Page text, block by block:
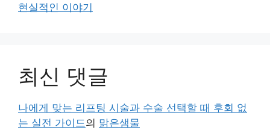
현실적인 이야기
최신 댓글
나에게 맞는 리프팅 시술과 수술 선택할 때 후회 없
는 실전 가이드의 맑은샘물